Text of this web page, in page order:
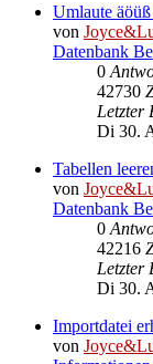
Umlaute
von
Datenbank
0
42730
Letzter
Di 30.
Tabellen
von
Datenbank
0
42216
Letzter
Di 30.
Importdatei
von